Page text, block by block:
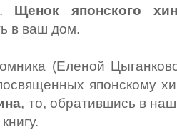
Щенок японского
в ваш дом.
(Еленой
посвященных японскому
, то, обратившись в